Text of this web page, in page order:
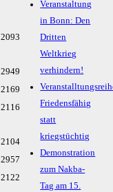
2093
2949
2169
2116
2104
2957
2122
Veranstaltung
in Bonn: Den
Dritten
Weltkrieg
verhindern!
Friedensfähig
statt
kriegstüchtig
Demonstration
zum Nakba-
Tag am 15.